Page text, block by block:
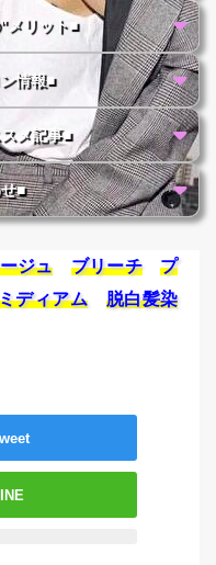
メリット■
情報■
メ記事■
■
ジュ ブリーチ
プ
ディアム
脱白髪染